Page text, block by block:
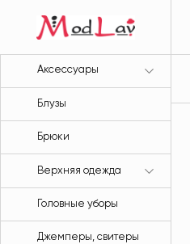
Аксессуары
Блузы
Брюки
Верхняя одежда
Головные уборы
Джемперы, свитеры